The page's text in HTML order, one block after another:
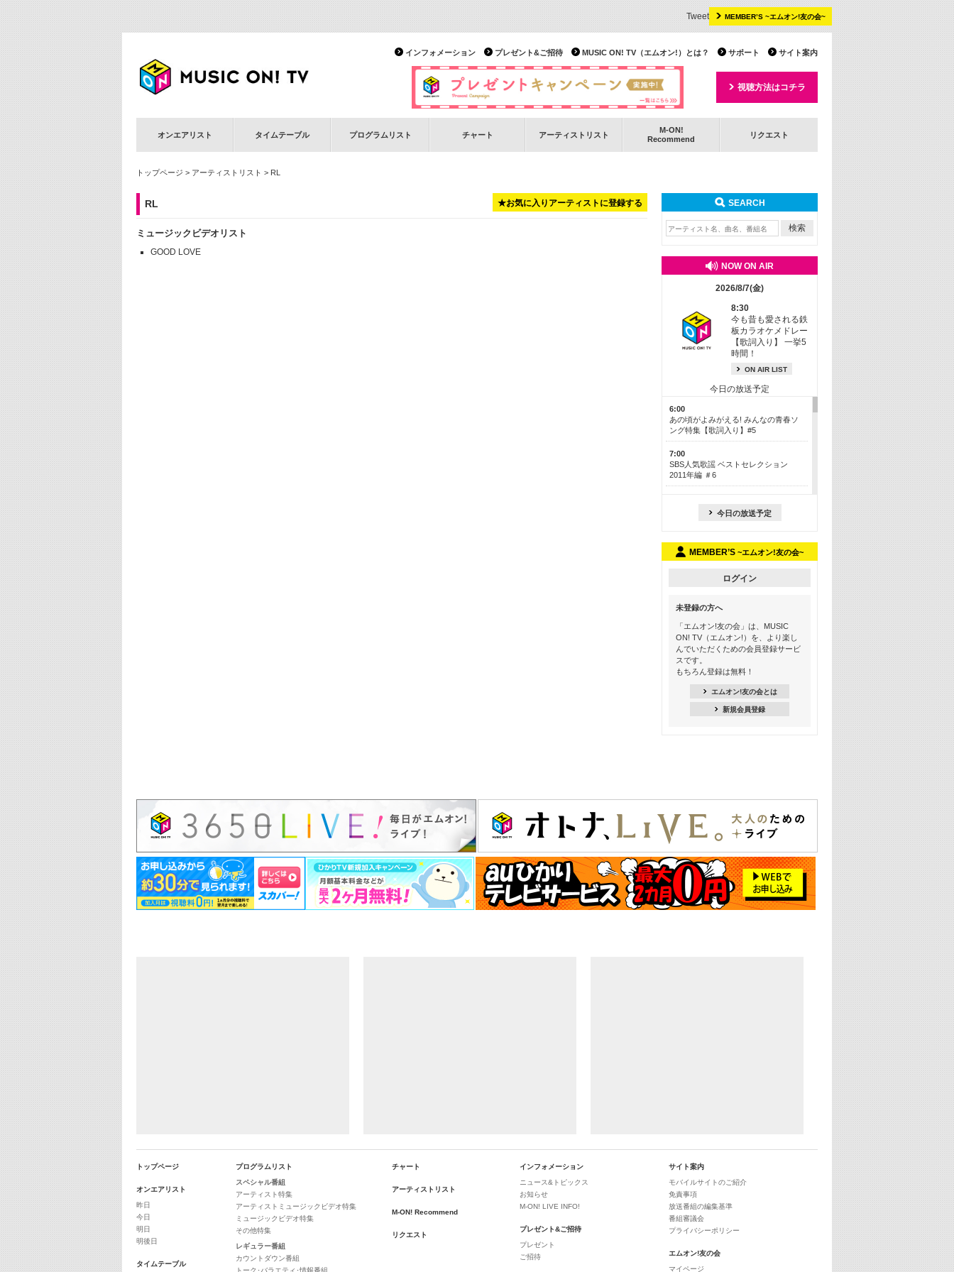
MEMBER’S ~エムオン!友の会~
Tweet
サイト案内
サポート
MUSIC ON! TV（エムオン!）とは？
プレゼント&ご招待
インフォメーション
視聴方法はコチラ
オンエアリスト タイムテーブル プログラムリスト チャート アーティストリスト
M-ON!
Recommend
リクエスト
トップページ > アーティストリスト > RL
★お気に入りアーティストに登録する
RL
ミュージックビデオリスト
GOOD LOVE
SEARCH
NOW ON AIR
2026/8/7(金)
8:30
今も昔も愛される鉄
板カラオケメドレー
【歌詞入り】 一挙5
時間！
ON AIR LIST
今日の放送予定
6:00
あの頃がよみがえる! みんなの青春ソ
ング特集【歌詞入り】#5
7:00
SBS人気歌謡 ベストセレクション
2011年編 ＃6
今も昔も愛される鉄板カラオケメドレ
ー【歌詞入り】 一挙5時間！
13:30
Apple Music カウントダウン 20
16:30
あのころK-POPヒッツ! 2018→2021年
18:30
M-ON! Countdown K
23:00
SUPER EIGHT特集
24:00
25:00
エムオン! ヒッツ
26:00
今日の放送予定
MEMBER’S ~エムオン!友の会~
ログイン
未登録の方へ
「エムオン!友の会」は、MUSIC
ON! TV（エムオン!）を、より楽し
んでいただくための会員登録サービ
スです。
もちろん登録は無料！
エムオン!友の会とは
新規会員登録
トップページ
オンエアリスト
昨日
今日
明日
明後日
タイムテーブル
プログラムリスト
スペシャル番組
アーティスト特集
アーティストミュージックビデオ特集
ミュージックビデオ特集
その他特集
レギュラー番組
カウントダウン番組
トーク･バラエティ･情報番組
チャート
アーティストリスト
M-ON! Recommend
リクエスト
インフォメーション
ニュース&トピックス
お知らせ
M-ON! LIVE INFO!
プレゼント&ご招待
プレゼント
ご招待
サイト案内
モバイルサイトのご紹介
免責事項
放送番組の編集基準
番組審議会
プライバシーポリシー
エムオン!友の会
マイページ